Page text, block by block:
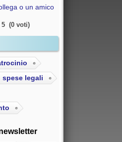
o un amico
5 (0 voti)
spese legali